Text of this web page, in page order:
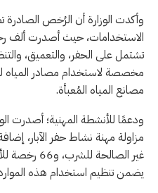
وأكدت الوزارة أن الرُخص
الاستخدامات، حيث أصدرت ألف
مخصصة لاستخدام مصادر المياه
مصانع المياه المُعبأة.
غير الصالحة
يضمن تنظيم استخدام هذه